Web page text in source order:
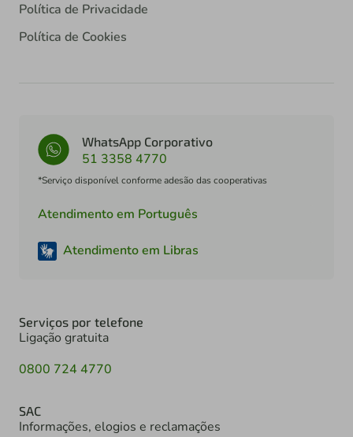
Política de Privacidade
Política de Cookies
WhatsApp Corporativo
51 3358 4770
*Serviço disponível conforme adesão das cooperativas
Atendimento em Português
Atendimento em Libras
Serviços por telefone
Ligação gratuita
0800 724 4770
SAC
Informações, elogios e reclamações